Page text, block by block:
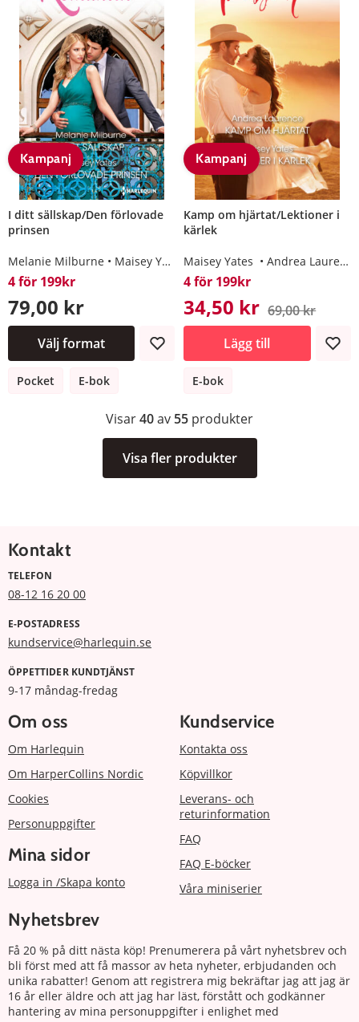
Kampanj
I ditt sällskap/Den förlovade
prinsen
Melanie Milburne Maisey Yates
4 för 199kr
79,00 kr
Välj format
Pocket E-bok
Kampanj
Kamp om hjärtat/Lektioner i
kärlek
Maisey Yates Andrea Laurence
4 för 199kr
34,50 kr 69,00 kr
Lägg till
E-bok
Visar40av 55 produkter
Visa fler produkter
Kontakt
TELEFON
08-12 16 20 00
E-POSTADRESS
kundservice@harlequin.se
ÖPPETTIDER KUNDTJÄNST
9-17 måndag-fredag
Om oss
Om Harlequin
Om HarperCollins Nordic
Cookies
Personuppgifter
Mina sidor
Logga in /Skapa konto
Kundservice
Kontakta oss
Köpvillkor
Leverans- och
returinformation
FAQ
FAQ E-böcker
Våra miniserier
Nyhetsbrev
Få 20 % på ditt nästa köp! Prenumerera på vårt nyhetsbrev och
bli först med att få massor av heta nyheter, erbjudanden och
unika rabatter! Genom att registrera mig bekräftar jag att jag är
16 år eller äldre och att jag har läst, förstått och godkänner
hantering av mina personuppgifter i enlighet med